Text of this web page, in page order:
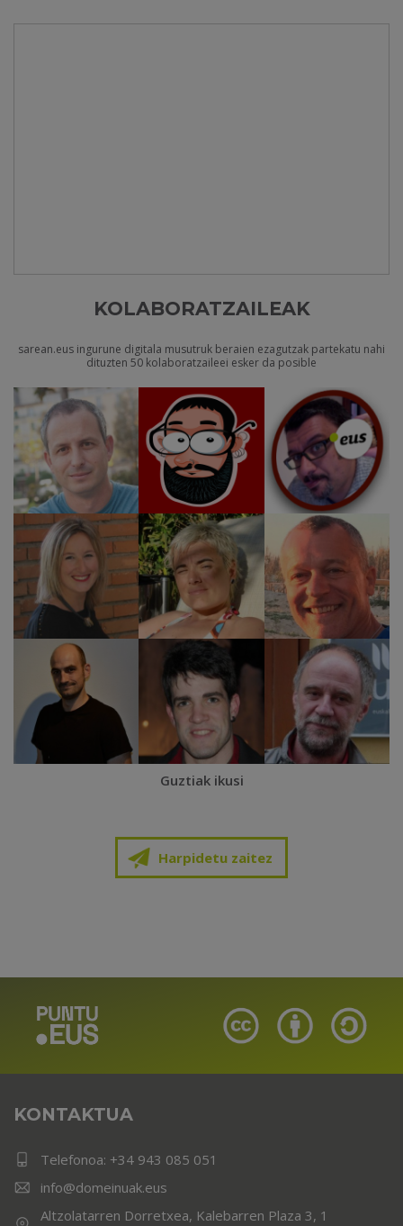
KOLABORATZAILEAK
sarean.eus ingurune digitala musutruk beraien ezagutzak partekatu nahi
dituzten 50 kolaboratzaileei esker da posible
Guztiak ikusi
Harpidetu zaitez
KONTAKTUA
Telefonoa: +34 943 085 051
info@domeinuak.eus
Altzolatarren Dorretxea, Kalebarren Plaza 3, 1